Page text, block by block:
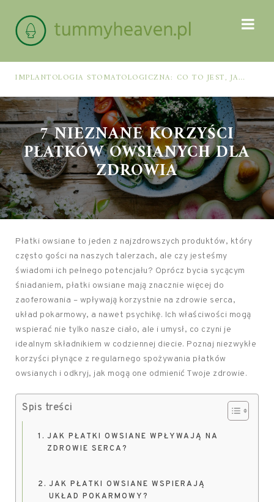
IMPLANTOLOGIA STOMATOLOGICZNA: CO TO JEST, JAK WYGLĄDA PROCES IMPLANTACJI I GOJENIA ORAZ DLA KOGO MA ZASTOSOWANIE
7 NIEZNANE KORZYŚCI
PŁATKÓW OWSIANYCH DLA
ZDROWIA
Płatki owsiane to jeden z najzdrowszych produktów, który
często gości na naszych talerzach, ale czy jesteśmy
świadomi ich pełnego potencjału? Oprócz bycia sycącym
śniadaniem, płatki owsiane mają znacznie więcej do
zaoferowania – wpływają korzystnie na zdrowie serca,
układ pokarmowy, a nawet psychikę. Ich właściwości mogą
wspierać nie tylko nasze ciało, ale i umysł, co czyni je
idealnym składnikiem w codziennej diecie. Poznaj niezwykłe
korzyści płynące z regularnego spożywania płatków
owsianych i odkryj, jak mogą one odmienić Twoje zdrowie.
Spis treści
JAK PŁATKI OWSIANE WPŁYWAJĄ NA
ZDROWIE SERCA?
JAK PŁATKI OWSIANE WSPIERAJĄ
UKŁAD POKARMOWY?